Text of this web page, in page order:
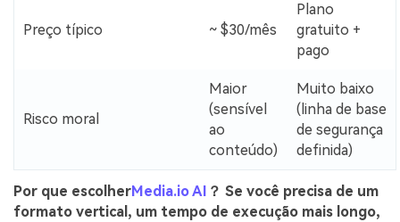
Preço típico ~ $30/mês
Plano
gratuito +
pago
Risco moral
Maior
(sensível
ao
conteúdo)
Muito baixo
(linha de base
de segurança
definida)
Por que escolherMedia.io AI ？ Se você precisa de um
formato vertical, um tempo de execução mais longo,